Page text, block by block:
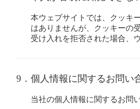
本ウェブサイトでは、クッキ
はありませんが、クッキーの
受け入れを拒否された場合、
9．個人情報に関するお問い
当社の個人情報に関するお問